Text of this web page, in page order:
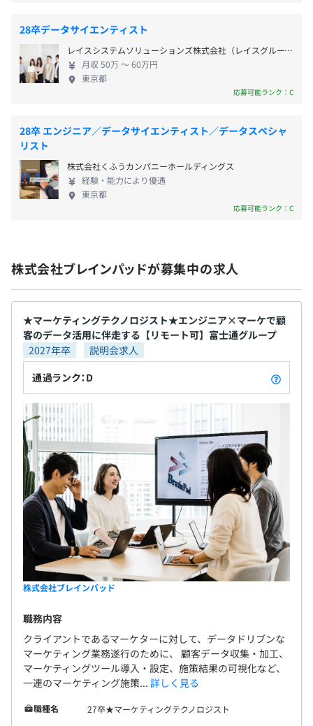
・Ligla（リグラ）LINE特化型マーケティングオートメー
ション
・Probance（プロバンス）BtoC向け マーケティングオ
ートメーション
ションシステム
◆アナリティクス・予測・機械学習
・Brandwatch ソーシャルメディアアナリティクス
・Tableau ビジネス・インテリジェンスツール
・Altair Analytics 統計解析・ビッグデータ加工システム
・Microsoft Azure
・Google Cloud
・Amazon Web Service
・SKILL-UP-AID
年額12万円まで、個人のスキルアップのため自由に活用
出来る制度があります。多くの社員が活用し、スキルアッ
プに努めています。
・BOOK-AID
業務に必要な書籍であれば、全額会社が購入サポートしま
す。
・年に1回、目標設定・振り返りによる評価をおこなって
います。
・年功序列でないため、仕事の成果が評価に直接結びつき
ます。
・アナリティクスコンサルティングユニット：150～200
名程度
以下は採用時の情報です
・交通費
・SKILL-UP-AID ※個人のスキルアップのためにできる
制度（年額12万円まで）
賞与：年1回 ※初年度のみ在籍月数に応じた賞与支給
以下は採用時の情報です
―――――――――――
給与査定：年1回
社会保険完備（健康保険〈関東ITソフトウェア健康保険組
合加入〉・厚生年金保険、雇用保険・労災保険）
雇用関係なし
以下は採用時の情報です
3カ月（期間中、待遇の変更はありません）
ていく仲間を歓迎いたします。 当社は、働きやすい
環境づくりに注力しています。月残業時間は11時間
以内のため、プライベートも充実。 また、リモート
勤務も可能で、在宅／出社を選んで働くことができ
ます。 フレックス制のコアタイムは11:00～16:00の
せて出社でき、お子さんの送り迎えなど子育て世代
をはじめとして好評です。 ※昨年オフィスを移転。
フリーアドレスを採用したさらに働きやすい職場環
境となりました。 ★★当社の事業領域★★ 〜データ
にまつわる技術と専門性を駆使した2種類のサービス
を組み合わせ、企業のデータ活用、DX課題の解決を
データ活用を支援 （データサイエンティスト200名
以上、ビジネスコンサルタント50名以上、エンジニ
トや、独自性の強い海外プロダクトの提供を通じ
て、顧客のデータ活用を支援
28卒データサイエンティスト
レイスシステムソリューションズ株式会社（レイスグループ）
月収 50万 〜 60万円
東京都
応募可能ランク：C
28卒 エンジニア／データサイエンティスト／データスペシャ
リスト
株式会社くふうカンパニーホールディングス
経験・能力により優遇
東京都
応募可能ランク：C
株式会社ブレインパッドが募集中の求人
★マーケティングテクノロジスト★エンジニア×マーケで顧
客のデータ活用に伴走する【リモート可】富士通グループ
2027年卒
説明会求人
通過ランク：D
株式会社ブレインパッド
職務内容
クライアントであるマーケターに対して、データドリブンな
マーケティング業務遂行のために、 顧客データ収集・加工、
マーケティングツール導入・設定、施策結果の可視化など、
一連のマーケティング施策... 詳しく見る
職種名
27卒★マーケティングテクノロジスト